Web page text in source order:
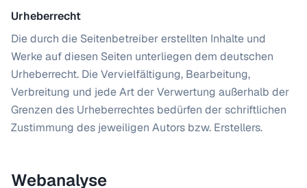
Urheberrecht
Die durch die Seitenbetreiber erstellten Inhalte und
Werke auf diesen Seiten unterliegen dem deutschen
Urheberrecht. Die Vervielfältigung, Bearbeitung,
Verbreitung und jede Art der Verwertung außerhalb der
Grenzen des Urheberrechtes bedürfen der schriftlichen
Zustimmung des jeweiligen Autors bzw. Erstellers.
Webanalyse